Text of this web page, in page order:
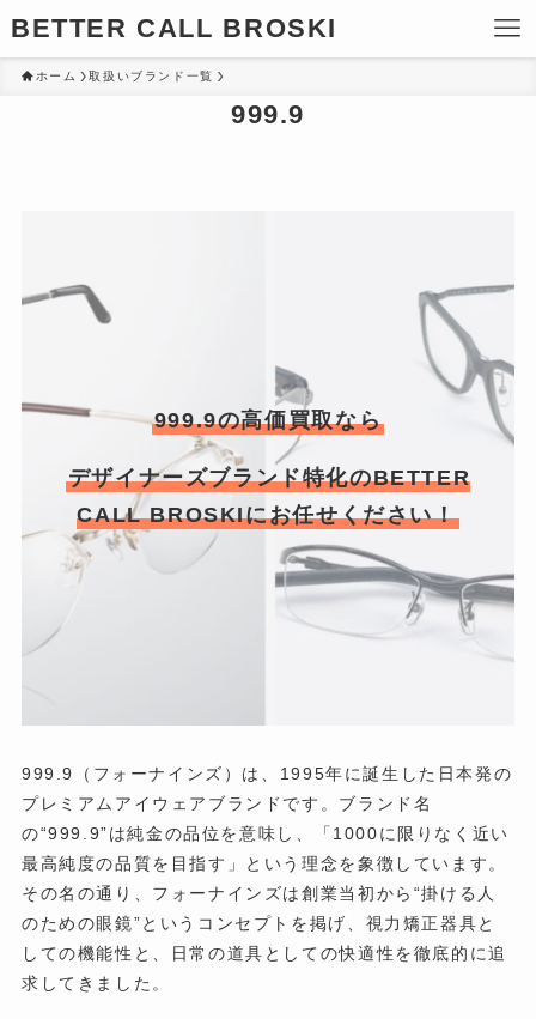
BETTER CALL BROSKI
ホーム 取扱いブランド一覧
999.9
999.9の高価買取なら
デザイナーズブランド特化のBETTER
CALL BROSKIにお任せください！
999.9（フォーナインズ）は、1995年に誕生した日本発の
プレミアムアイウェアブランドです。ブランド名
の“999.9”は純金の品位を意味し、「1000に限りなく近い
最高純度の品質を目指す」という理念を象徴しています。
その名の通り、フォーナインズは創業当初から“掛ける人
のための眼鏡”というコンセプトを掲げ、視力矯正器具と
しての機能性と、日常の道具としての快適性を徹底的に追
求してきました。